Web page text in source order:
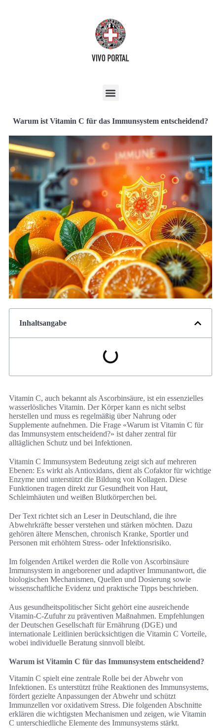
Warum ist Vitamin C für das Immunsystem entscheidend?
Inhaltsangabe
Vitamin C, auch bekannt als Ascorbinsäure, ist ein essenzielles
wasserlösliches Vitamin. Der Körper kann es nicht selbst
herstellen und muss es regelmäßig über Nahrung oder
Supplemente aufnehmen. Die Frage «Warum ist Vitamin C für
das Immunsystem entscheidend?» ist daher zentral für
alltäglichen Schutz und bei Infektionen.
Vitamin C Immunsystem Bedeutung zeigt sich auf mehreren
Ebenen: Es wirkt als Antioxidans, dient als Cofaktor für wichtige
Enzyme und unterstützt die Bildung von Kollagen. Diese
Funktionen tragen direkt zur Gesundheit von Haut,
Schleimhäuten und weißen Blutkörperchen bei.
Der Text richtet sich an Leser in Deutschland, die ihre
Abwehrkräfte besser verstehen und stärken möchten. Dazu
gehören ältere Menschen, chronisch Kranke, Sportler und
Personen mit erhöhtem Stress- oder Infektionsrisiko.
Im folgenden Artikel werden die Rolle von Ascorbinsäure
Immunsystem in angeborener und adaptiver Immunantwort, die
biologischen Mechanismen, Quellen und Dosierung sowie
wissenschaftliche Evidenz und praktische Tipps beschrieben.
Aus gesundheitspolitischer Sicht gehört eine ausreichende
Vitamin-C-Zufuhr zu präventiven Maßnahmen. Empfehlungen
der Deutschen Gesellschaft für Ernährung (DGE) und
internationale Leitlinien berücksichtigen die Vitamin C Vorteile,
wobei individuelle Beratung sinnvoll bleibt.
Warum ist Vitamin C für das Immunsystem entscheidend?
Vitamin C spielt eine zentrale Rolle bei der Abwehr von
Infektionen. Es unterstützt frühe Reaktionen des Immunsystems,
fördert gezielte Anpassungen der Abwehr und schützt
Immunzellen vor oxidativem Stress. Die folgenden Abschnitte
erklären die wichtigsten Mechanismen und zeigen, wie Vitamin
C unterschiedliche Elemente des Immunsystems stärkt.